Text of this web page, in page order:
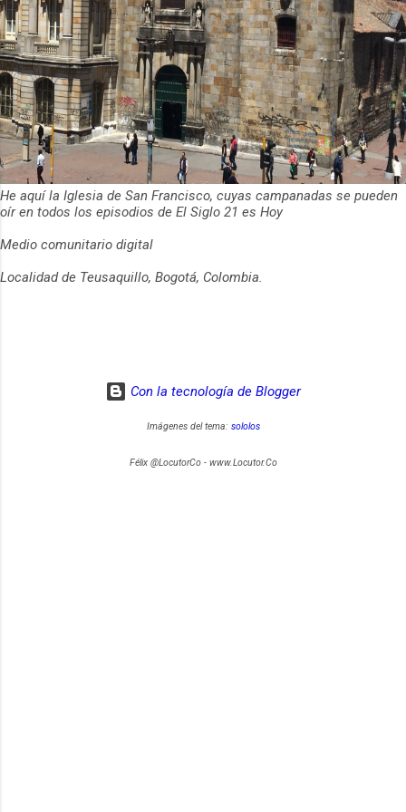
He aquí la Iglesia de San Francisco, cuyas campanadas se pueden
oír en todos los episodios de El Siglo 21 es Hoy
Medio comunitario digital
Localidad de Teusaquillo, Bogotá, Colombia.
Con la tecnología de Blogger
Imágenes del tema: sololos
Félix @LocutorCo - www.Locutor.Co